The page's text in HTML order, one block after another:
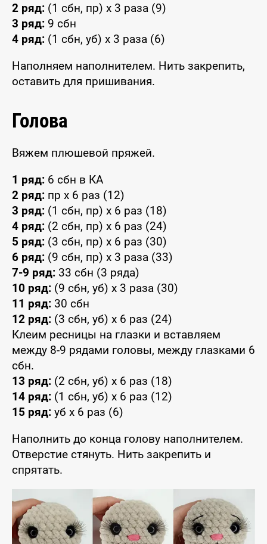
2 ряд: (1 сбн, пр) x 3 раза (9)
3 ряд: 9 сбн
4 ряд: (1 сбн, уб) x 3 раза (6)
Наполняем наполнителем. Нить закрепить,
оставить для пришивания.
Голова
Вяжем плюшевой пряжей.
1 ряд: 6 сбн в КА
2 ряд: пр x 6 раз (12)
3 ряд: (1 сбн, пр) x 6 раз (18)
4 ряд: (2 сбн, пр) x 6 раз (24)
5 ряд: (3 сбн, пр) x 6 раз (30)
6 ряд: (9 сбн, пр) x 3 раза (33)
7-9 ряд: 33 сбн (3 ряда)
10 ряд: (9 сбн, уб) x 3 раза (30)
11 ряд: 30 сбн
12 ряд: (3 сбн, уб) x 6 раз (24)
Клеим ресницы на глазки и вставляем
между 8-9 рядами головы, между глазками 6
сбн.
13 ряд: (2 сбн, уб) x 6 раз (18)
14 ряд: (1 сбн, уб) x 6 раз (12)
15 ряд: уб x 6 раз (6)
Наполнить до конца голову наполнителем.
Отверстие стянуть. Нить закрепить и
спрятать.